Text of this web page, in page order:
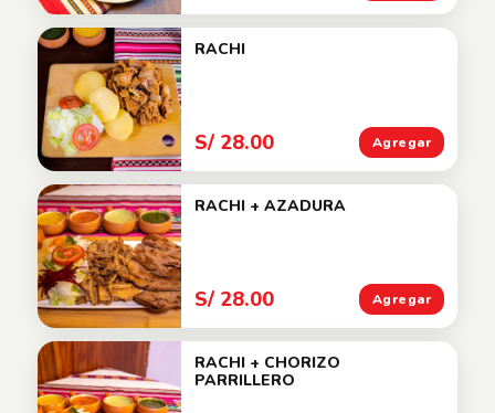
RACHI
S/ 28.00 Agregar
RACHI + AZADURA
S/ 28.00 Agregar
RACHI + CHORIZO
PARRILLERO